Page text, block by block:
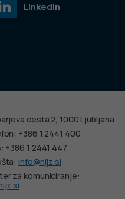
cesta 2, 1000 Ljubljana
+386 1 2441 400
+386 1 2441 447
info@nijz.si
za komuniciranje:
LinkedIn